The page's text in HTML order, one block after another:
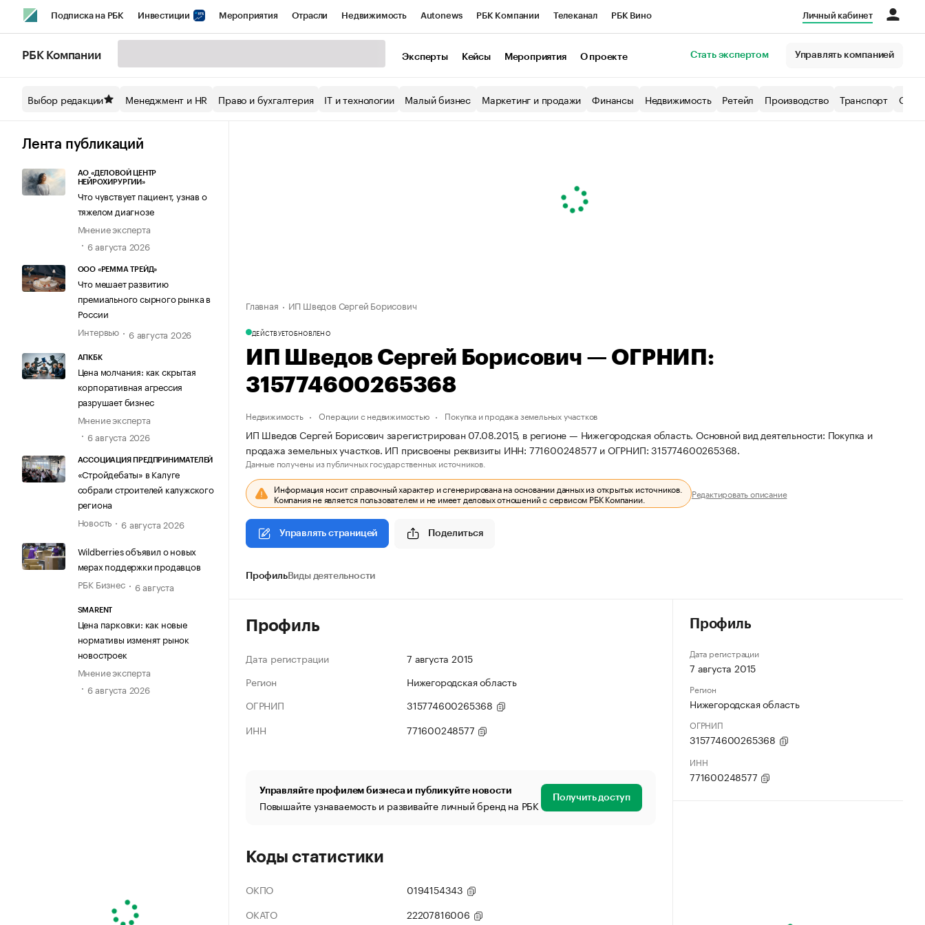
Подписка на РБК Инвестиции Мероприятия Отрасли Недвижимость Autonews РБК Компании Телеканал РБК Вино
Спецпроекты СПб Конференции СПб Спецпроекты Экономика Бизнес
Технологии и медиа
Личный кабинет
РБК Компании Эксперты Кейсы Мероприятия О проекте Стать экспертом Управлять компанией
Выбор редакции Менеджмент и HR Право и бухгалтерия IT и технологии Малый бизнес Маркетинг и продажи Финансы Недвижимость Ретейл Производство Транспорт
Лента публикаций
АО «ДЕЛОВОЙ ЦЕНТР
НЕЙРОХИРУРГИИ»
Что чувствует пациент, узнав о
тяжелом диагнозе
Мнение эксперта
6 августа 2026
ООО «РЕММА ТРЕЙД»
Что мешает развитию
премиального сырного рынка в
России
Интервью
6 августа 2026
АПКБК
Цена молчания: как скрытая
корпоративная агрессия
разрушает бизнес
Мнение эксперта
6 августа 2026
АССОЦИАЦИЯ ПРЕДПРИНИМАТЕЛЕЙ
«Стройдебаты» в Калуге
собрали строителей калужского
региона
Новость
6 августа 2026
Wildberries объявил о новых
мерах поддержки продавцов
РБК Бизнес
6 августа
SMARENT
Цена парковки: как новые
нормативы изменят рынок
новостроек
Мнение эксперта
6 августа 2026
Главная ИП Шведов Сергей Борисович
ДЕЙСТВУЕТОБНОВЛЕНО
ИП Шведов Сергей Борисович — ОГРНИП:
315774600265368
Недвижимость Операции с недвижимостью Покупка и продажа земельных участков
ИП Шведов Сергей Борисович зарегистрирован 07.08.2015, в регионе — Нижегородская область. Основной вид деятельности: Покупка и
продажа земельных участков. ИП присвоены реквизиты ИНН: 771600248577 и ОГРНИП: 315774600265368.
Данные получены из публичных государственных источников.
Информация носит справочный характер и сгенерирована на основании данных из открытых источников.
Компания не является пользователем и не имеет деловых отношений с сервисом РБК Компании. Редактировать описание
Управлять страницей Поделиться
ПрофильВиды деятельности
Профиль
Дата регистрации
7 августа 2015
Регион
Нижегородская область
ОГРНИП
315774600265368
ИНН
771600248577
Управляйте профилем бизнеса и публикуйте новости
Повышайте узнаваемость и развивайте личный бренд на РБК Получить доступ
Коды статистики
ОКПО
0194154343
ОКАТО
22207816006
Профиль
Дата регистрации
7 августа 2015
Регион
Нижегородская область
ОГРНИП
315774600265368
ИНН
771600248577